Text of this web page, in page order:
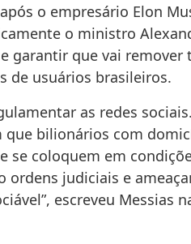
o empresário Elon
o ministro
e garantir que vai
de usuários brasileiros.
as redes
que bilionários com
se coloquem em
ordens judiciais e
escreveu Messias